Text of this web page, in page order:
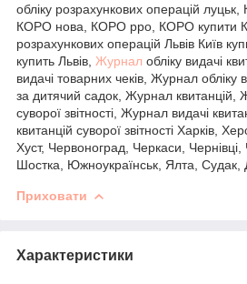
обліку розрахункових операцій луцьк,
КОРО нова, КОРО рро, КОРО купити
розрахункових операцій Львів Київ
купить Львів, Журнал обліку видачі
видачі товарних чеків, Журнал обліку
за дитячий садок, Журнал квитанцій,
суворої звітності, Журнал видачі
квитанцій суворої звітності Харків,
Хуст, Червоноград, Черкаси, Чернівці,
Шостка, Южноукраїнськ, Ялта, Судак,
Приховати
Характеристики